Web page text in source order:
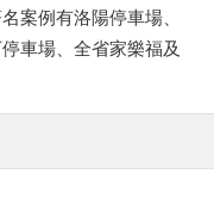
案例有洛陽停車場、
車場、全省家樂福及